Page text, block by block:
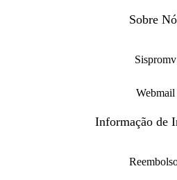
Sobre
Sispromv
Webmail
Informação de